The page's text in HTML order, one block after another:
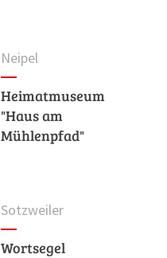
Neipel
Heimatmuseum
"Haus am
Mühlenpfad"
Sotzweiler
Wortsegel